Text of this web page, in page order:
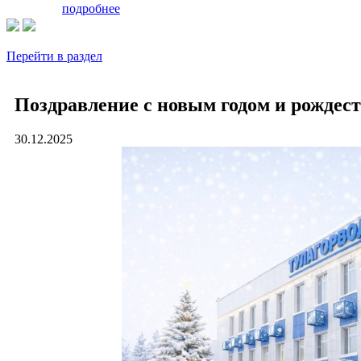
подробнее
Перейти в раздел
Поздравление с новым годом и
30.12.2025